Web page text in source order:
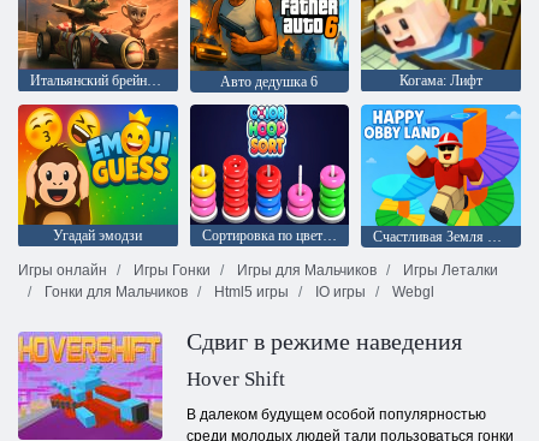
Итальянский брейнрот Шоссейные гонки ГТ Авто дедушка 6 Когама: Лифт
Угадай эмодзи Сортировка по цвету обручей
Счастливая Земля Обби
Игры онлайн
Игры Гонки Игры для Мальчиков
Игры Леталки
Гонки для Мальчиков
Html5 игры IO игры Webgl
Сдвиг в режиме наведения
Hover Shift
В далеком будущем особой популярностью
среди молодых людей тали пользоваться гонки